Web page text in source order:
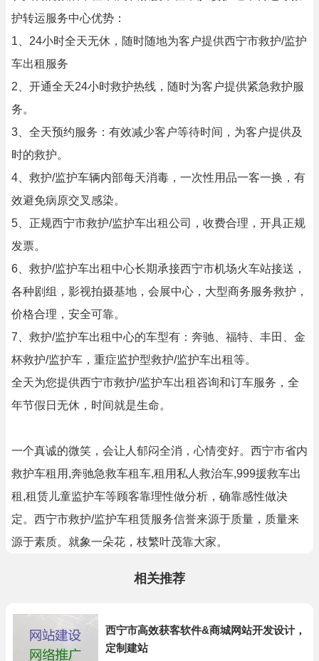
护转运服务中心优势：
1、24小时全天无休，随时随地为客户提供西宁市救护/监护
车出租服务
2、开通全天24小时救护热线，随时为客户提供紧急救护服
务。
3、全天预约服务：有效减少客户等待时间，为客户提供及
时的救护。
4、救护/监护车辆内部每天消毒，一次性用品一客一换，有
效避免病原交叉感染。
5、正规西宁市救护/监护车出租公司，收费合理，开具正规
发票。
6、救护/监护车出租中心长期承接西宁市机场火车站接送，
各种剧组，影视拍摄基地，会展中心，大型商务服务救护，
价格合理，安全可靠。
7、救护/监护车出租中心的车型有：奔驰、福特、丰田、金
杯救护/监护车，重症监护型救护/监护车出租等。
全天为您提供西宁市救护/监护车出租咨询和订车服务，全
年节假日无休，时间就是生命。
一个真诚的微笑，会让人郁闷全消，心情变好。西宁市省内
救护车租用,奔驰急救车租车,租用私人救治车,999援救车出
租,租赁儿童监护车等顾客靠理性做分析，确靠感性做决
定。西宁市救护/监护车租赁服务信誉来源于质量，质量来
源于素质。就象一朵花，枝繁叶茂靠大家。
相关推荐
西宁市高效获客软件&商城网站开发设计，
定制建站